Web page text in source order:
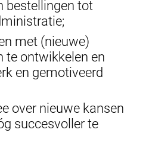
bestellingen tot
met (nieuwe)
te ontwikkelen en
en gemotiveerd
over nieuwe kansen
succesvoller te